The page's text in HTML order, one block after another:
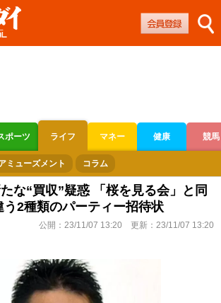
ポーツ ライフ マネー 健康 競馬
オートレース
ミューズメント コラム
な“買収”疑惑 「桜を見る会」と同
う2種類のパーティー招待状
公開： 23/11/07 13:20 更新： 23/11/07 13:20